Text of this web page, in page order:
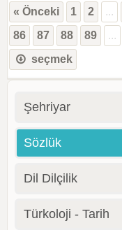
« Önceki 1 2 ...
86
87 88 89 ...
seçmek
Şehriyar
Sözlük
Dil Dilçilik
Türkoloji - Tarih